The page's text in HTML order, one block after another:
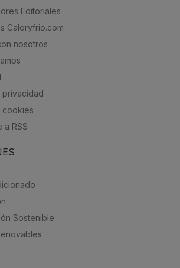
Editoriales
Caloryfrio.com
nosotros
privacidad
cookies
a RSS
Sostenible